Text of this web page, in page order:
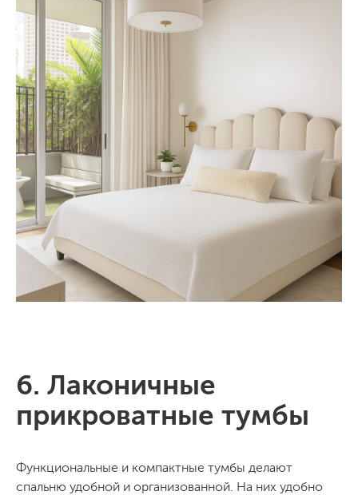
6. Лаконичные
прикроватные тумбы
Функциональные и компактные тумбы делают
спальню удобной и организованной. На них удобно